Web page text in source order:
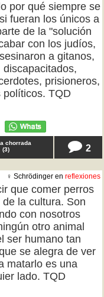
por qué siempre se
fueran los únicos a
de la "solución
con los judíos,
a gitanos,
prisioneros,
políticos. TQD
chorrada
(3) 2
♀ Schrödinger en reflexiones
que comer perros
la cultura. Son
con nosotros
otro animal
ser humano tan
se alegra de ver
matarlo es una
lado. TQD